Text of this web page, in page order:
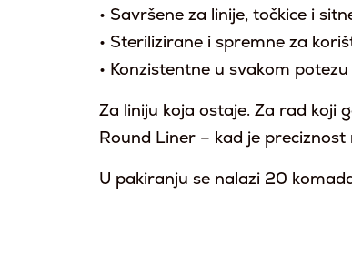
• Savršene za linije, točkice i
• Sterilizirane i spremne za
• Konzistentne u svakom potezu
Za liniju koja ostaje. Za rad koji
Round Liner – kad je preciznost
U pakiranju se nalazi 20